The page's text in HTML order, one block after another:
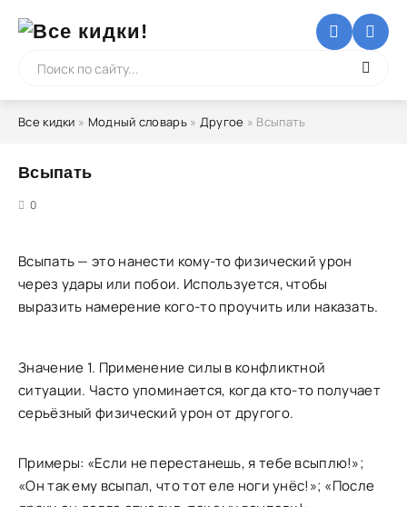
Все кидки » Модный словарь» Другое » Всыпать
Всыпать
0
Всыпать — это нанести кому-то физический урон
через удары или побои. Используется, чтобы
выразить намерение кого-то проучить или наказать.
Значение 1. Применение силы в конфликтной
ситуации. Часто упоминается, когда кто-то получает
серьёзный физический урон от другого.
Примеры: «Если не перестанешь, я тебе всыплю!»;
«Он так ему всыпал, что тот еле ноги унёс!»; «После